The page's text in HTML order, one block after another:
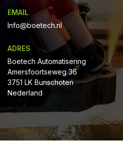
EMAIL
Info@boetech.nl
ADRES
Boetech Automatisering
Amersfoortseweg 36
3751 LK Bunschoten
Nederland